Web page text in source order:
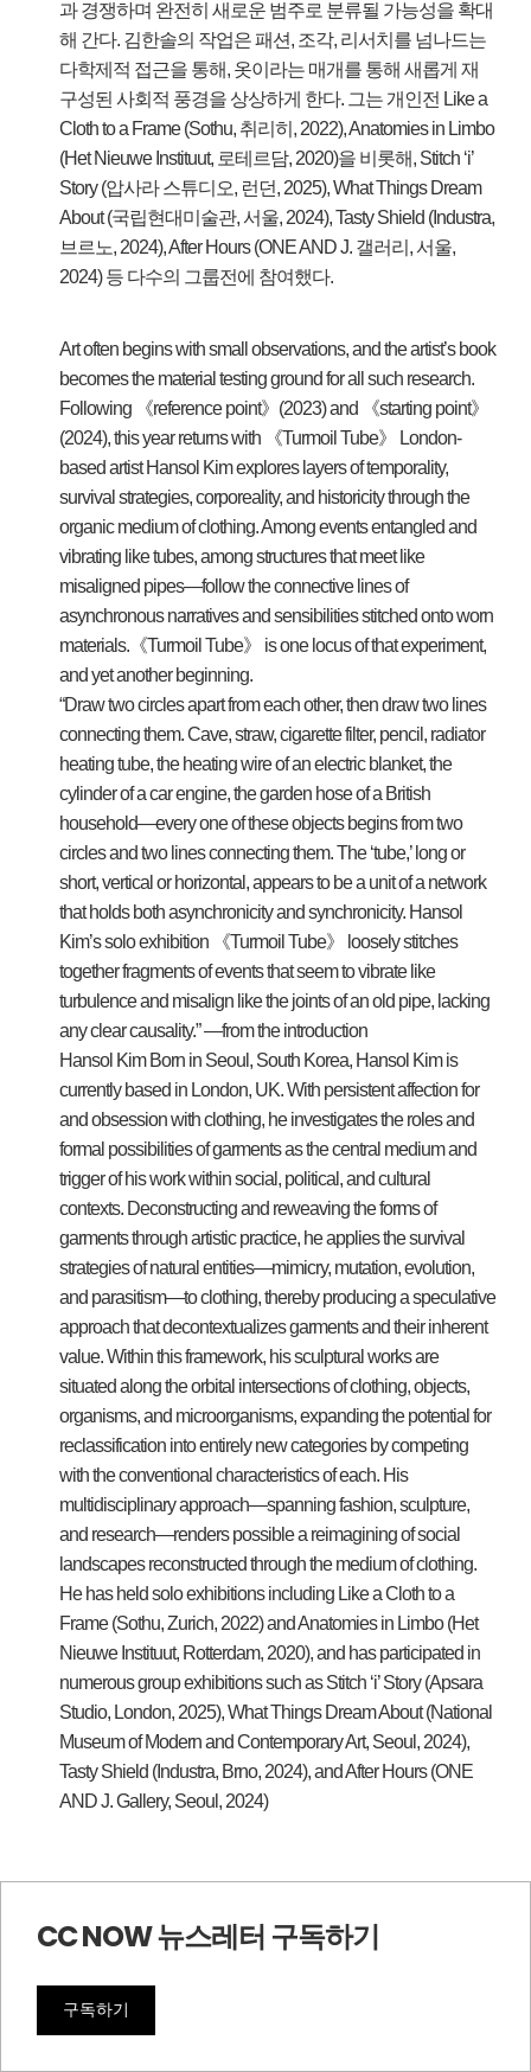
과 경쟁하며 완전히 새로운 범주로 분류될 가능성을 확대
해 간다. 김한솔의 작업은 패션, 조각, 리서치를 넘나드는
다학제적 접근을 통해, 옷이라는 매개를 통해 새롭게 재
구성된 사회적 풍경을 상상하게 한다. 그는 개인전 Like a
Cloth to a Frame (Sothu, 취리히, 2022), Anatomies in Limbo
(Het Nieuwe Instituut, 로테르담, 2020)을 비롯해, Stitch ‘i’
Story (압사라 스튜디오, 런던, 2025), What Things Dream
About (국립현대미술관, 서울, 2024), Tasty Shield (Industra,
브르노, 2024), After Hours (ONE AND J. 갤러리, 서울,
2024) 등 다수의 그룹전에 참여했다.
Art often begins with small observations, and the artist’s book
becomes the material testing ground for all such research.
Following 《reference point》(2023) and 《starting point》
(2024), this year returns with 《Turmoil Tube》 London-
based artist Hansol Kim explores layers of temporality,
survival strategies, corporeality, and historicity through the
organic medium of clothing. Among events entangled and
vibrating like tubes, among structures that meet like
misaligned pipes—follow the connective lines of
asynchronous narratives and sensibilities stitched onto worn
materials.《Turmoil Tube》 is one locus of that experiment,
and yet another beginning.
“Draw two circles apart from each other, then draw two lines
connecting them. Cave, straw, cigarette filter, pencil, radiator
heating tube, the heating wire of an electric blanket, the
cylinder of a car engine, the garden hose of a British
household—every one of these objects begins from two
circles and two lines connecting them. The ‘tube,’ long or
short, vertical or horizontal, appears to be a unit of a network
that holds both asynchronicity and synchronicity. Hansol
Kim’s solo exhibition 《Turmoil Tube》 loosely stitches
together fragments of events that seem to vibrate like
turbulence and misalign like the joints of an old pipe, lacking
any clear causality.” —from the introduction
Hansol Kim Born in Seoul, South Korea, Hansol Kim is
currently based in London, UK. With persistent affection for
and obsession with clothing, he investigates the roles and
formal possibilities of garments as the central medium and
trigger of his work within social, political, and cultural
contexts. Deconstructing and reweaving the forms of
garments through artistic practice, he applies the survival
strategies of natural entities—mimicry, mutation, evolution,
and parasitism—to clothing, thereby producing a speculative
approach that decontextualizes garments and their inherent
value. Within this framework, his sculptural works are
situated along the orbital intersections of clothing, objects,
organisms, and microorganisms, expanding the potential for
reclassification into entirely new categories by competing
with the conventional characteristics of each. His
multidisciplinary approach—spanning fashion, sculpture,
and research—renders possible a reimagining of social
landscapes reconstructed through the medium of clothing.
He has held solo exhibitions including Like a Cloth to a
Frame (Sothu, Zurich, 2022) and Anatomies in Limbo (Het
Nieuwe Instituut, Rotterdam, 2020), and has participated in
numerous group exhibitions such as Stitch ‘i’ Story (Apsara
Studio, London, 2025), What Things Dream About (National
Museum of Modern and Contemporary Art, Seoul, 2024),
Tasty Shield (Industra, Brno, 2024), and After Hours (ONE
AND J. Gallery, Seoul, 2024)
CC NOW 뉴스레터 구독하기
구독하기